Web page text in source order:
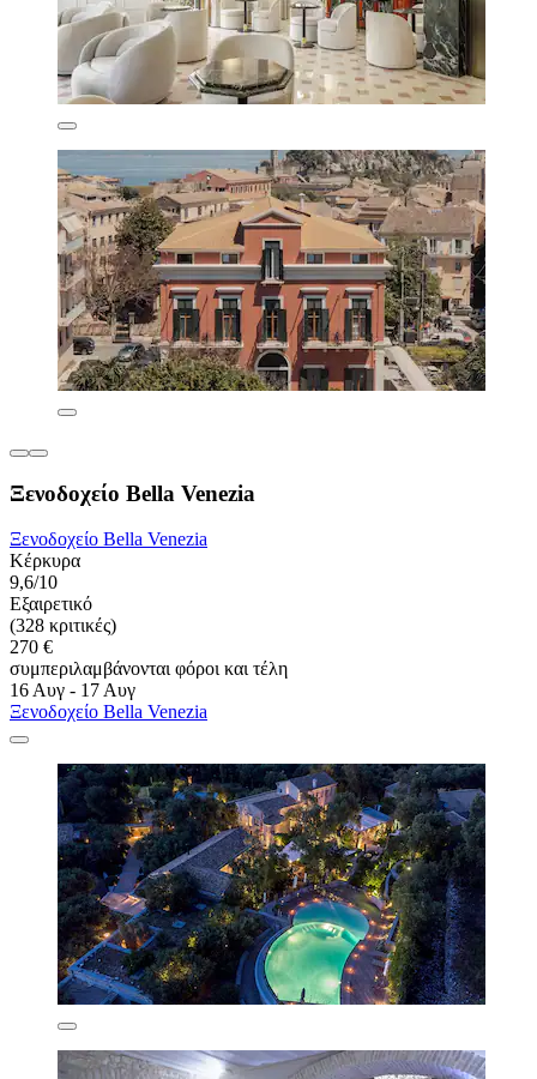
Ξενοδοχείο Bella Venezia
Ξενοδοχείο Bella Venezia
Κέρκυρα
9,6/10
Εξαιρετικό
(328 κριτικές)
270 €
συμπεριλαμβάνονται φόροι και τέλη
16 Αυγ - 17 Αυγ
Ξενοδοχείο Bella Venezia